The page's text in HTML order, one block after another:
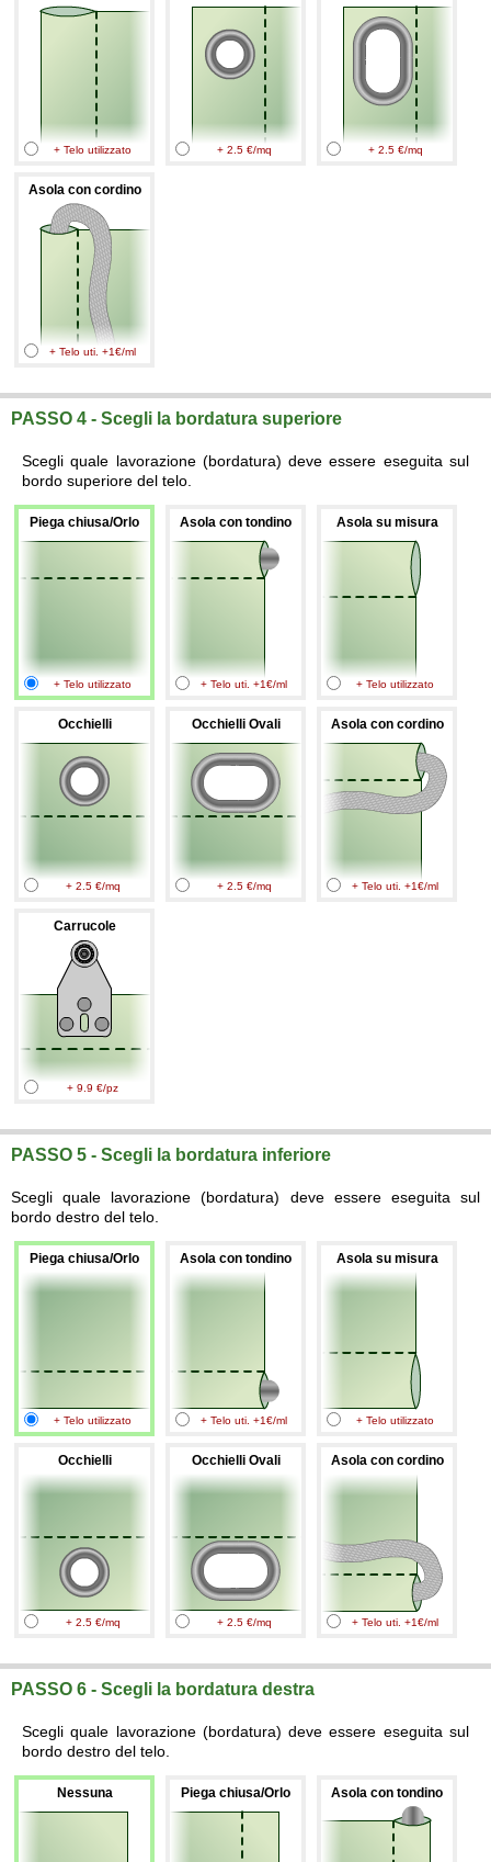
+ Telo utilizzato + 2.5 €/mq + 2.5 €/mq
Asola con cordino
+ Telo uti. +1€/ml
PASSO 4 - Scegli la bordatura superiore
Scegli quale lavorazione (bordatura) deve essere eseguita sul
bordo superiore del telo.
Piega chiusa/Orlo
+ Telo utilizzato
Asola con tondino
+ Telo uti. +1€/ml
Asola su misura
+ Telo utilizzato
Occhielli
+ 2.5 €/mq
Occhielli Ovali
+ 2.5 €/mq
Asola con cordino
+ Telo uti. +1€/ml
Carrucole
+ 9.9 €/pz
PASSO 5 - Scegli la bordatura inferiore
Scegli quale lavorazione (bordatura) deve essere eseguita sul
bordo destro del telo.
Piega chiusa/Orlo
+ Telo utilizzato
Asola con tondino
+ Telo uti. +1€/ml
Asola su misura
+ Telo utilizzato
Occhielli
+ 2.5 €/mq
Occhielli Ovali
+ 2.5 €/mq
Asola con cordino
+ Telo uti. +1€/ml
PASSO 6 - Scegli la bordatura destra
Scegli quale lavorazione (bordatura) deve essere eseguita sul
bordo destro del telo.
Nessuna Piega chiusa/Orlo Asola con tondino